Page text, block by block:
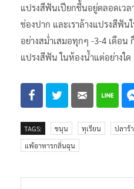
แปรงสีฟันเปียกชื้นอยู่ตลอดเว
ช่องปาก และเราล้างแปรงสีฟั
อย่างสม่ำเสมอทุกๆ -3-4 เดือน
แปรงสีฟัน ในห้องน้ำแต่อย่างใด
TAGS: ขนุน ทุเรียน ปลาร้า
แพ้อาหารกลิ่นฉุน